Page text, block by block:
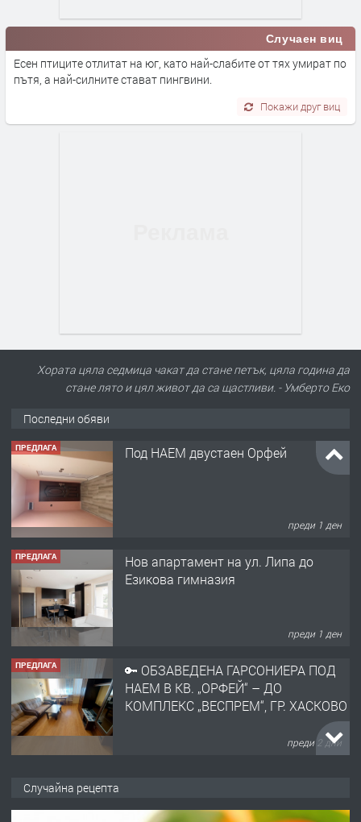
Случаен виц
Есен птиците отлитат на юг, като най-слабите от тях умират по
пътя, а най-силните стават пингвини.
Покажи друг виц
Хората цяла седмица чакат да стане петък, цяла година да
стане лято и цял живот да са щастливи. - Умберто Еко
Последни обяви
ПРЕДЛАГА
Езикова гимназия
ПРЕДЛАГА
НАЕМ В КВ. „ОРФЕЙ“ – ДО
КОМПЛЕКС „ВЕСПРЕМ“, ГР. ХАСКОВО
преди 2 дни
ХАСКОВО
Случайна рецепта